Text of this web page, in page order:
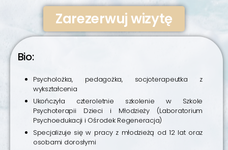
Zarezerwuj wizytę
Bio:
Psycholożka, pedagożka, socjoterapeutka z
wykształcenia
Ukończyła czteroletnie szkolenie w Szkole
Psychoterapii Dzieci i Młodzieży (Laboratorium
Psychoedukacji i Ośrodek Regeneracja)
Specjalizuje się w pracy z młodzieżą od 12 lat oraz
osobami dorosłymi